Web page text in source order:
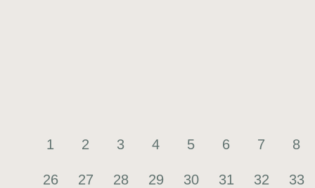
1 2 3 4 5 6 7 8
26 27 28 29 30 31 32 33